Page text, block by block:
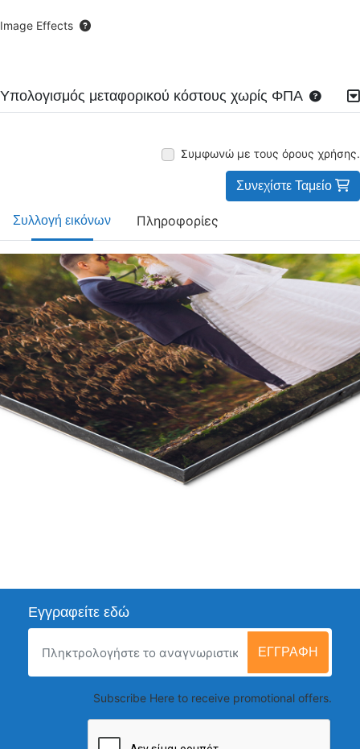
Image Effects
Υπολογισμός μεταφορικού κόστους χωρίς ΦΠΑ
Συμφωνώ με τους όρους χρήσης.
Συνεχίστε Ταμείο
Συλλογή εικόνων Πληροφορίες
Εγγραφείτε εδώ
ΕΓΓΡΑΦΉ
Subscribe Here to receive promotional offers.